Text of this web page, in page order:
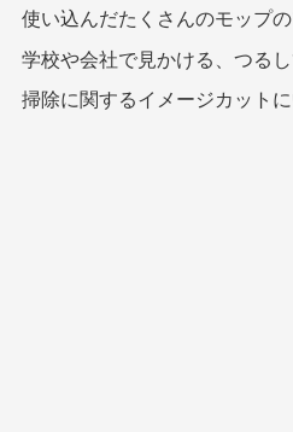
使い込んだたくさんのモップの
学校や会社で見かける、つるし
掃除に関するイメージカットに